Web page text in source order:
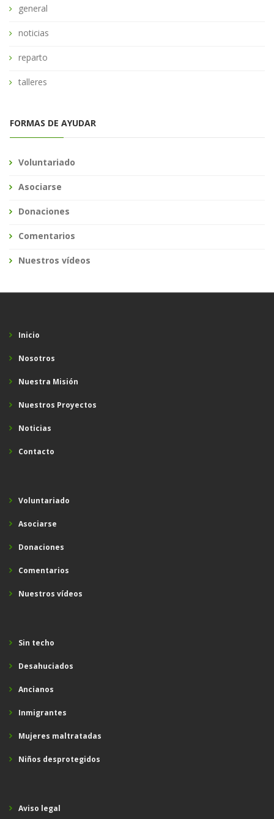
general
noticias
reparto
talleres
FORMAS DE AYUDAR
Voluntariado
Asociarse
Donaciones
Comentarios
Nuestros vídeos
Inicio
Nosotros
Nuestra Misión
Nuestros Proyectos
Noticias
Contacto
Voluntariado
Asociarse
Donaciones
Comentarios
Nuestros vídeos
Sin techo
Desahuciados
Ancianos
Inmigrantes
Mujeres maltratadas
Niños desprotegidos
Aviso legal